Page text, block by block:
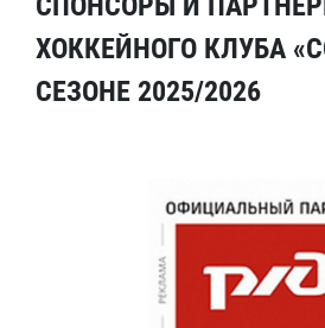
ХОККЕЙНОГО КЛУБА
СЕЗОНЕ 2025/2026